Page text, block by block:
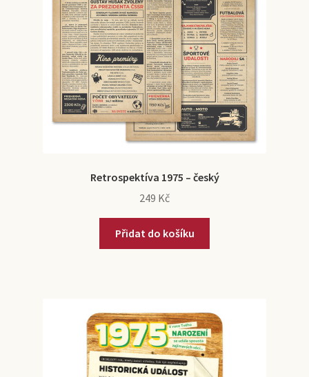
Retrospektíva 1975 – český
249 Kč
Přidat do košíku